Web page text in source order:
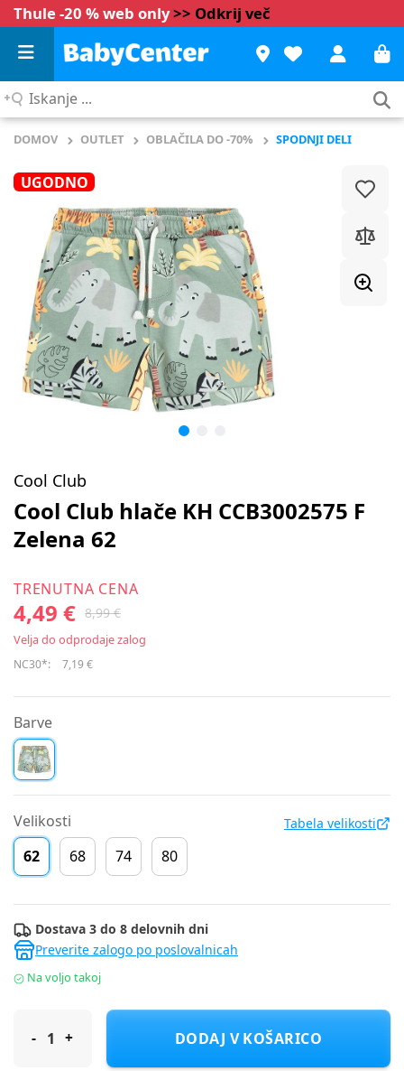
Thule -20 % web only>> Odkrij več
Iskanje
DOMOV OUTLET OBLAČILA DO -70% SPODNJI DELI
UGODNO
Cool Club
Cool Club hlače KH CCB3002575 F
Zelena 62
TRENUTNA CENA
4,49 € 8,99 €
Velja do odprodaje zalog
NC30*: 7,19 €
Barve
Velikosti Tabela velikosti
62 68 74 80
Dostava 3 do 8 delovnih dni
Preverite zalogo po poslovalnicah
Na voljo takoj
Cool Club hlače KH CCB3002575 F Zelena 62
DODAJ V KOŠARICO